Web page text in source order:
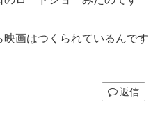
画はつくられているんです
返信